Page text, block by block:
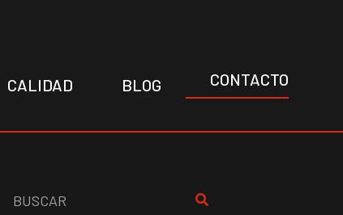
CALIDAD BLOG CONTACTO